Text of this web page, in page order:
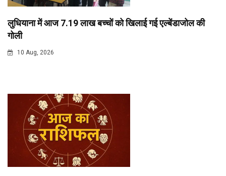
लुधियाना में आज 7.19 लाख बच्चों को खिलाई गई एल्बेंडाजोल की
गोली
10 Aug, 2026